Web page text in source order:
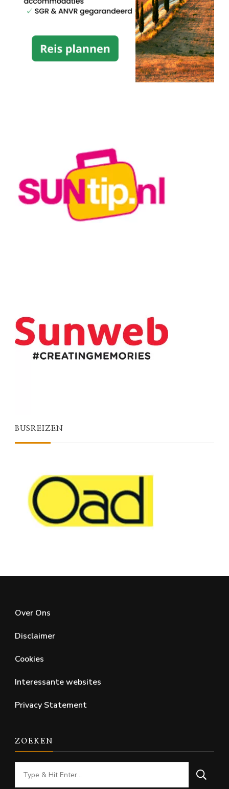
BUSREIZEN
Over Ons
Disclaimer
Cookies
Interessante websites
Privacy Statement
ZOEKEN
Looking
for